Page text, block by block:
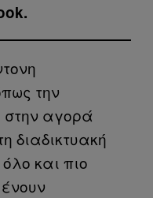
την
στην αγορά
διαδικτυακή
και πιο